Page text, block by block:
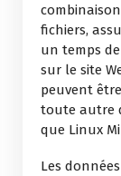
fichiers,
un temps
sur le site
peuvent
toute autre
que Linux
Les